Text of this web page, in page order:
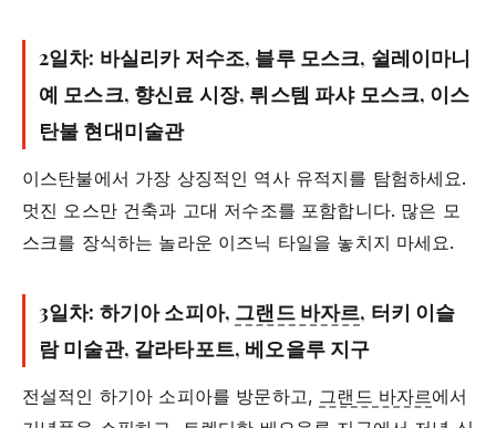
2일차: 바실리카 저수조, 블루 모스크, 쉴레이마니
예 모스크, 향신료 시장, 뤼스템 파샤 모스크, 이스
탄불 현대미술관
이스탄불에서 가장 상징적인 역사 유적지를 탐험하세요.
멋진 오스만 건축과 고대 저수조를 포함합니다. 많은 모
스크를 장식하는 놀라운 이즈닉 타일을 놓치지 마세요.
3일차: 하기아 소피아, 그랜드 바자르, 터키 이슬
람 미술관, 갈라타포트, 베오을루 지구
전설적인 하기아 소피아를 방문하고, 그랜드 바자르에서